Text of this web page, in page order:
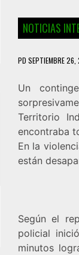
NOTICIAS
PD SEPTIEMBRE 26,
Un
Territorio
encontraba
En la
están
Según el
policial
minutos